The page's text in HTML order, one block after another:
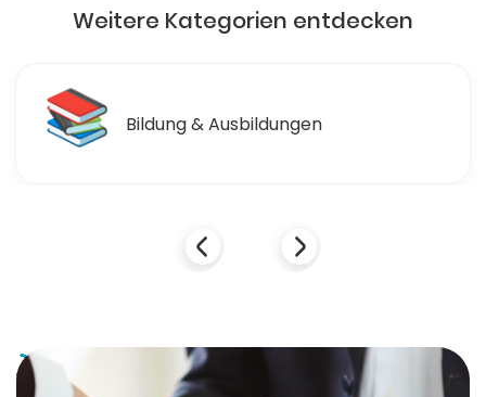
Weitere Kategorien entdecken
🛒 Einzelhandel & Einkaufen